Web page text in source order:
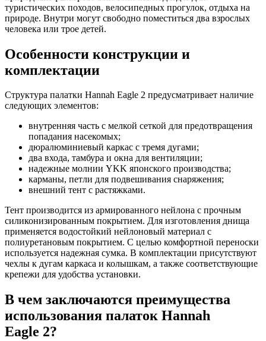
туристических походов, велосипедных прогулок, отдыха на
природе. Внутри могут свободно поместиться два взрослых
человека или трое детей.
Особенности конструкции и
комплектации
Структура палатки Hannah Eagle 2 предусматривает наличие
следующих элементов:
внутренняя часть с мелкой сеткой для предотвращения
попадания насекомых;
дюралюминиевый каркас с тремя дугами;
два входа, тамбура и окна для вентиляции;
надежные молнии YKK японского производства;
карманы, петли для подвешивания снаряжения;
внешний тент с растяжками.
Тент производится из армированного нейлона с прочным
силиконизированным покрытием. Для изготовления днища
применяется водостойкий нейлоновый материал с
полиуретановым покрытием. С целью комфортной переноски
используется надежная сумка. В комплектации присутствуют
чехлы к дугам каркаса и колышкам, а также соответствующие
крепежи для удобства установки.
В чем заключаются преимущества
использования палаток Hannah
Eagle 2?